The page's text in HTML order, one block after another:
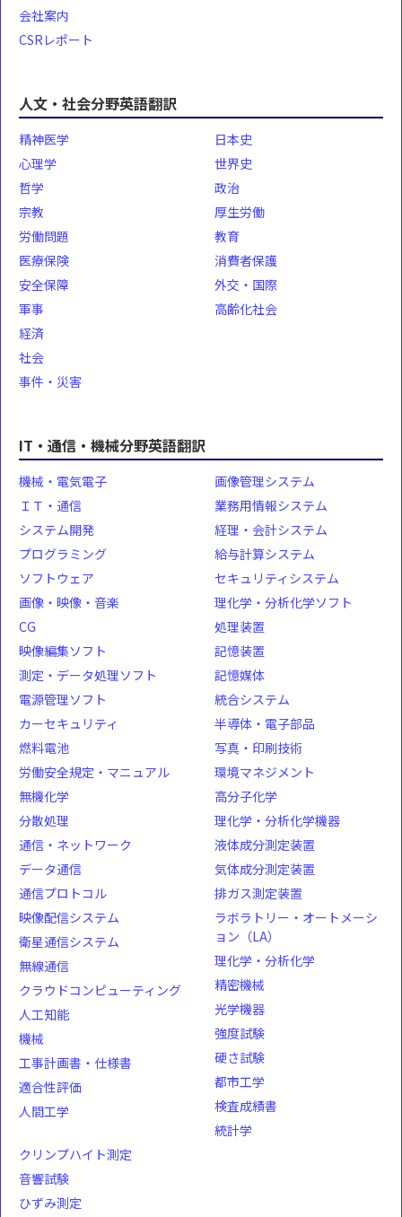
会社案内
CSRレポート
人文・社会分野英語翻訳
精神医学
心理学
哲学
宗教
日本史
世界史
政治
厚生労働
労働問題
医療保険
安全保障
軍事
教育
消費者保護
外交・国際
高齢化社会
経済
社会
事件・災害
IT・通信・機械分野英語翻訳
機械・電気電子
ＩＴ・通信
システム開発
プログラミング
ソフトウェア
画像・映像・音楽
CG
映像編集ソフト
測定・データ処理ソフト
電源管理ソフト
カーセキュリティ
燃料電池
労働安全規定・マニュアル
無機化学
画像管理システム
業務用情報システム
経理・会計システム
給与計算システム
セキュリティシステム
理化学・分析化学ソフト
処理装置
記憶装置
記憶媒体
統合システム
半導体・電子部品
写真・印刷技術
環境マネジメント
高分子化学
分散処理
通信・ネットワーク
データ通信
通信プロトコル
映像配信システム
衛星通信システム
無線通信
クラウドコンピューティング
人工知能
機械
工事計画書・仕様書
適合性評価
人間工学
理化学・分析化学機器
液体成分測定装置
気体成分測定装置
排ガス測定装置
ラボラトリー・オートメーシ
ョン（LA）
理化学・分析化学
精密機械
光学機器
強度試験
硬さ試験
都市工学
検査成績書
統計学
クリンプハイト測定
音響試験
ひずみ測定